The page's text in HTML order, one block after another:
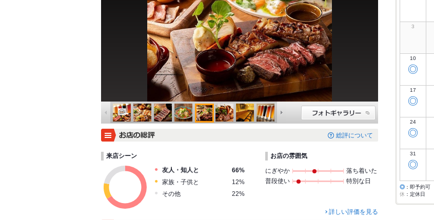
総評について
来店シーン
友人・知人と
66%
家族・子供と
12%
その他
22%
お店の雰囲気
にぎやか
落ち着いた
普段使い
特別な日
詳しい評価を見る
3
10
◎
17
◎
24
◎
31
◎
◎ ：即予約可
休 ：定休日